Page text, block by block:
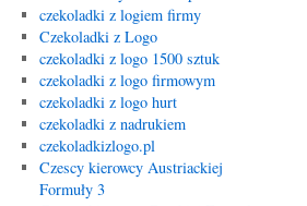
czekoladki z logiem firmy
Czekoladki z Logo
czekoladki z logo 1500 sztuk
czekoladki z logo firmowym
czekoladki z logo hurt
czekoladki z nadrukiem
czekoladkizlogo.pl
Czescy kierowcy Austriackiej
Formuły 3